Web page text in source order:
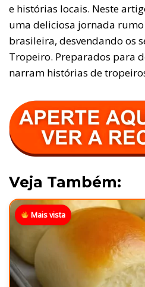
e histórias locais. Neste
uma deliciosa jornada
brasileira, desvendando os
Tropeiro. Preparados para
narram histórias de
Veja Também:
Mais vista